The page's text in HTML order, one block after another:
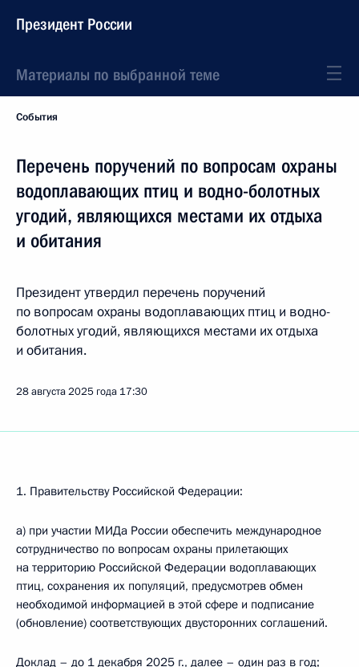
Президент России
Материалы по выбранной теме
События
Перечень поручений по вопросам охраны
водоплавающих птиц и водно-болотных
угодий, являющихся местами их отдыха
и обитания
Президент утвердил перечень поручений
по вопросам охраны водоплавающих птиц и водно-
болотных угодий, являющихся местами их отдыха
и обитания.
28 августа 2025 года 17:30
1. Правительству Российской Федерации:
а) при участии МИДа России обеспечить международное
сотрудничество по вопросам охраны прилетающих
на территорию Российской Федерации водоплавающих
птиц, сохранения их популяций, предусмотрев обмен
необходимой информацией в этой сфере и подписание
(обновление) соответствующих двусторонних соглашений.
Доклад – до 1 декабря 2025 г., далее – один раз в год;